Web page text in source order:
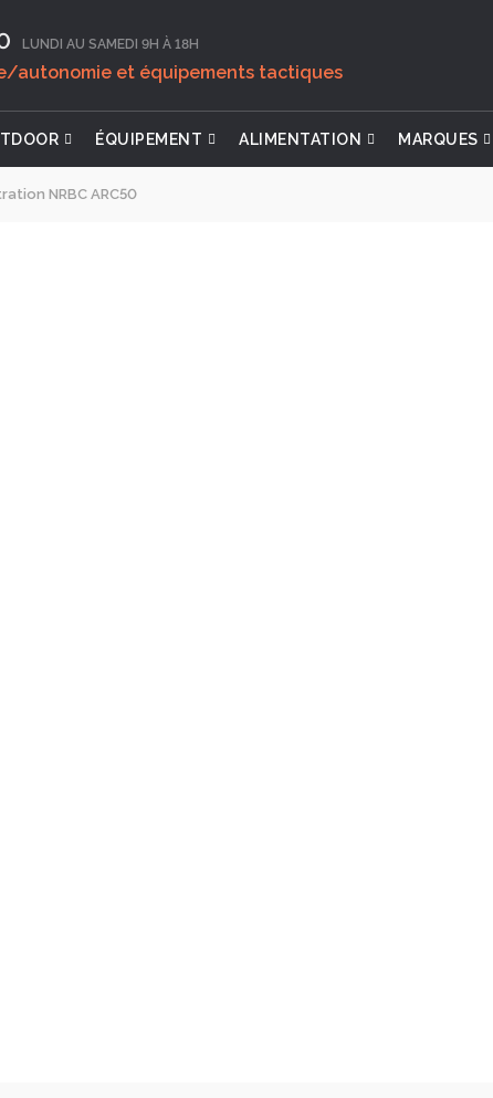
LUNDI AU SAMEDI 9H À 18H
autonomie et équipements tactiques
ÉQUIPEMENT ALIMENTATION MARQUES
NRBC ARC50